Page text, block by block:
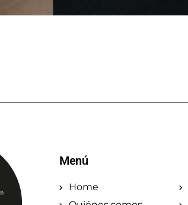
Menú
Home